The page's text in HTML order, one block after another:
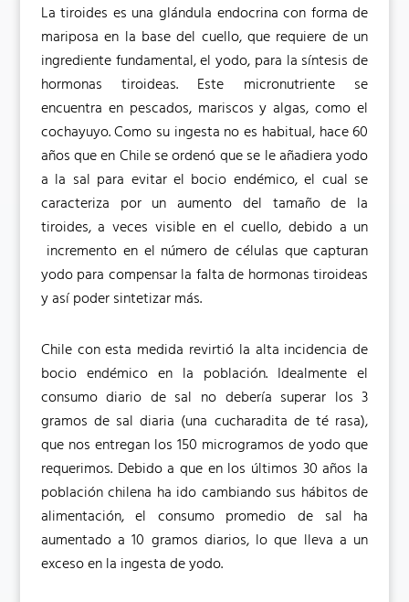
La tiroides es una glándula endocrina con forma de
mariposa en la base del cuello, que requiere de un
ingrediente fundamental, el yodo, para la síntesis de
hormonas tiroideas. Este micronutriente se
encuentra en pescados, mariscos y algas, como el
cochayuyo. Como su ingesta no es habitual, hace 60
años que en Chile se ordenó que se le añadiera yodo
a la sal para evitar el bocio endémico, el cual se
caracteriza por un aumento del tamaño de la
tiroides, a veces visible en el cuello, debido a un
incremento en el número de células que capturan
yodo para compensar la falta de hormonas tiroideas
y así poder sintetizar más.
Chile con esta medida revirtió la alta incidencia de
bocio endémico en la población. Idealmente el
consumo diario de sal no debería superar los 3
gramos de sal diaria (una cucharadita de té rasa),
que nos entregan los 150 microgramos de yodo que
requerimos. Debido a que en los últimos 30 años la
población chilena ha ido cambiando sus hábitos de
alimentación, el consumo promedio de sal ha
aumentado a 10 gramos diarios, lo que lleva a un
exceso en la ingesta de yodo.